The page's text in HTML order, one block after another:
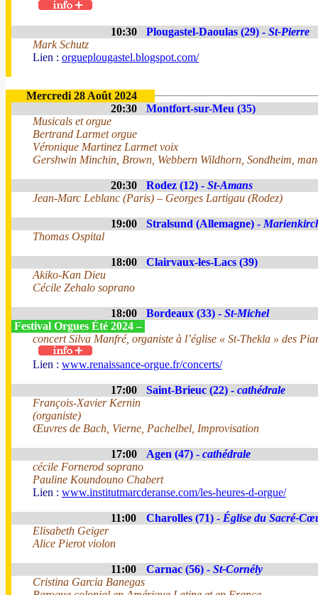
10:30 Plougastel-Daoulas (29) - St-Pierre
Mark Schutz
Lien : orgueplougastel.blogspot.com/
Mercredi 28 Août 2024
20:30
Montfort-sur-Meu (35)
Musicals et orgue
Bertrand Larmet orgue
Véronique Martinez Larmet voix
Gershwin Minchin, Brown, Webbern Wildhorn, Sondheim,
20:30 Rodez (12) - St-Amans
Jean-Marc Leblanc (Paris) – Georges Lartigau (Rodez)
19:00 Stralsund (Allemagne) -
Thomas Ospital
18:00
Clairvaux-les-Lacs (39)
Akiko-Kan Dieu
Cécile Zehalo soprano
18:00 Bordeaux (33) - St-Michel
Festival Orgues Été 2024 –
concert Silva Manfré, organiste à l’église « St-Thekla » des
Lien : www.renaissance-orgue.fr/concerts/
17:00 Saint-Brieuc (22) - cathédrale
François-Xavier Kernin
(organiste)
Œuvres de Bach, Vierne, Pachelbel, Improvisation
17:00 Agen (47) - cathédrale
cécile Fornerod soprano
Pauline Koundouno Chabert
Lien : www.institutmarcderanse.com/les-heures-d-orgue/
11:00 Charolles (71) - Église du Sacré-
Elisabeth Geiger
Alice Pierot violon
11:00 Carnac (56) - St-Cornély
Cristina Garcia Banegas